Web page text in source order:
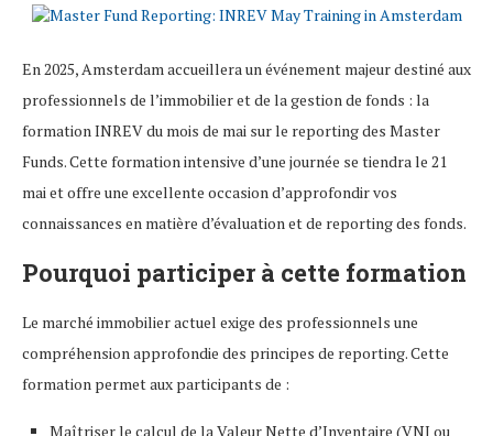
En 2025, Amsterdam accueillera un événement majeur destiné aux
professionnels de l’immobilier et de la gestion de fonds : la
formation INREV du mois de mai sur le reporting des Master
Funds. Cette formation intensive d’une journée se tiendra le 21
mai et offre une excellente occasion d’approfondir vos
connaissances en matière d’évaluation et de reporting des fonds.
Pourquoi participer à cette formation
Le marché immobilier actuel exige des professionnels une
compréhension approfondie des principes de reporting. Cette
formation permet aux participants de :
Maîtriser le calcul de la Valeur Nette d’Inventaire (VNI ou